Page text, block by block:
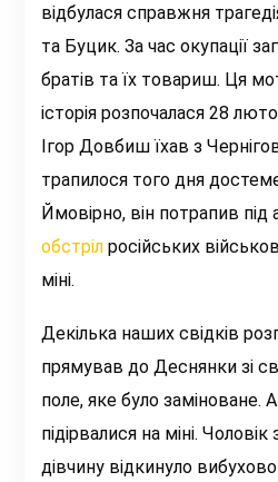
відбулася справжня
та Буцик. За час окупації
братів та їх товариш. Ця
історія розпочалася 28
Ігор Довбиш їхав з
трапилося того дня
Ймовірно, він потрапив під
обстріл російських
міні.
Декілька наших свідків
прямував до Деснянки зі
поле, яке було заміноване.
підірвалися на міні. Чоловік
дівчину відкинуло